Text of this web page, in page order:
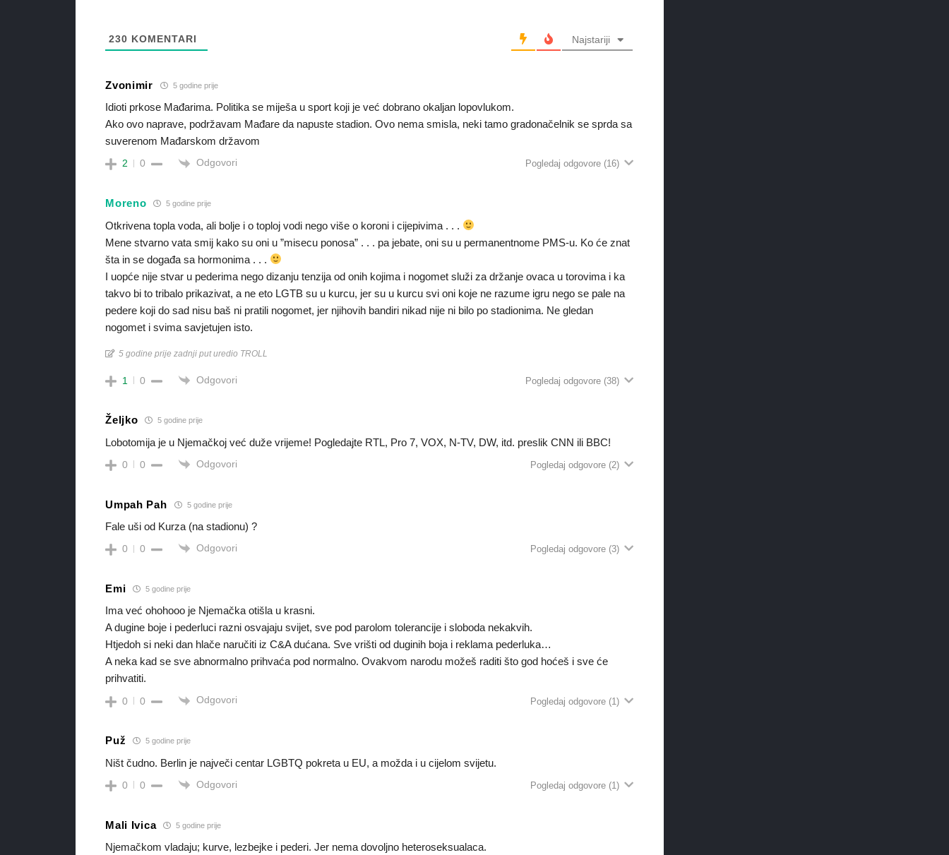
230 KOMENTARI Najstariji
Zvonimir 5 godine prije
Idioti prkose Mađarima. Politika se miješa u sport koji je već dobrano okaljan lopovlukom.
Ako ovo naprave, podržavam Mađare da napuste stadion. Ovo nema smisla, neki tamo gradonačelnik se sprda sa
suverenom Mađarskom državom
2 0 Odgovori Pogledaj odgovore (16)
Moreno 5 godine prije
Otkrivena topla voda, ali bolje i o toploj vodi nego više o koroni i cijepivima . . .
Mene stvarno vata smij kako su oni u ”misecu ponosa” . . . pa jebate, oni su u permanentnome PMS-u. Ko će znat
šta in se događa sa hormonima . . .
I uopće nije stvar u pederima nego dizanju tenzija od onih kojima i nogomet služi za držanje ovaca u torovima i ka
takvo bi to tribalo prikazivat, a ne eto LGTB su u kurcu, jer su u kurcu svi oni koje ne razume igru nego se pale na
pedere koji do sad nisu baš ni pratili nogomet, jer njihovih bandiri nikad nije ni bilo po stadionima. Ne gledan
nogomet i svima savjetujen isto.
5 godine prije zadnji put uredio TROLL
1 0 Odgovori Pogledaj odgovore (38)
Željko 5 godine prije
Lobotomija je u Njemačkoj već duže vrijeme! Pogledajte RTL, Pro 7, VOX, N-TV, DW, itd. preslik CNN ili BBC!
0 0 Odgovori Pogledaj odgovore (2)
Umpah Pah 5 godine prije
Fale uši od Kurza (na stadionu) ?
0 0 Odgovori Pogledaj odgovore (3)
Emi 5 godine prije
Ima već ohohooo je Njemačka otišla u krasni.
A dugine boje i pederluci razni osvajaju svijet, sve pod parolom tolerancije i sloboda nekakvih.
Htjedoh si neki dan hlače naručiti iz C&A dućana. Sve vrišti od duginih boja i reklama pederluka…
A neka kad se sve abnormalno prihvaća pod normalno. Ovakvom narodu možeš raditi što god hoćeš i sve će
prihvatiti.
0 0 Odgovori Pogledaj odgovore (1)
Puž 5 godine prije
Ništ čudno. Berlin je največi centar LGBTQ pokreta u EU, a možda i u cijelom svijetu.
0 0 Odgovori Pogledaj odgovore (1)
Mali Ivica 5 godine prije
Njemačkom vladaju; kurve, lezbejke i pederi. Jer nema dovoljno heteroseksualaca.